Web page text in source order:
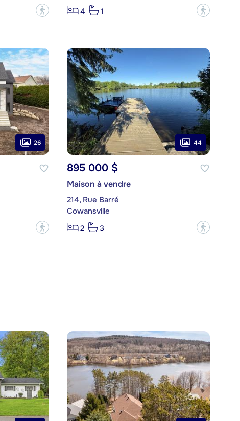
?
4
1 ?
26
?
44
895 000 $
Maison à vendre
214, Rue Barré
Cowansville
2
3 ?